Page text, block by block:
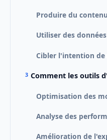
Produire du
Utiliser des
Cibler l'intention de
Comment les outils
Optimisation des
Analyse des
Amélioration de